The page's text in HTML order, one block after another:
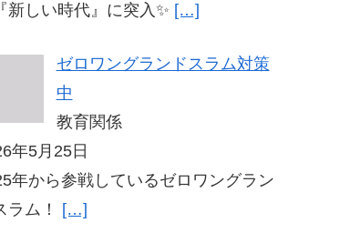
新しい時代』に突入✨ […]
ゼロワングランドスラム対策
中
教育関係
年5月25日
年から参戦しているゼロワングラン
ラム！ […]